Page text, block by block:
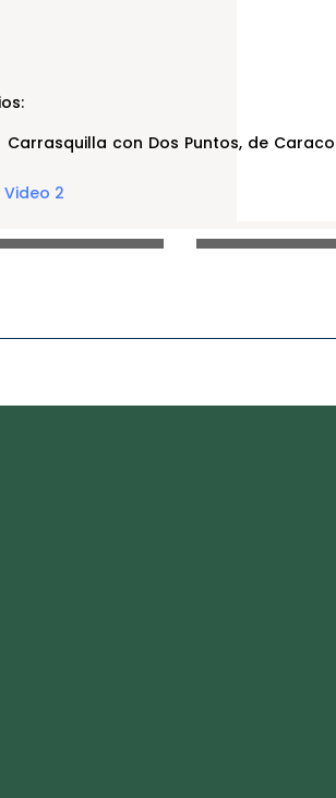
Carrasquilla con Dos Puntos, de
Video 2
años del
La